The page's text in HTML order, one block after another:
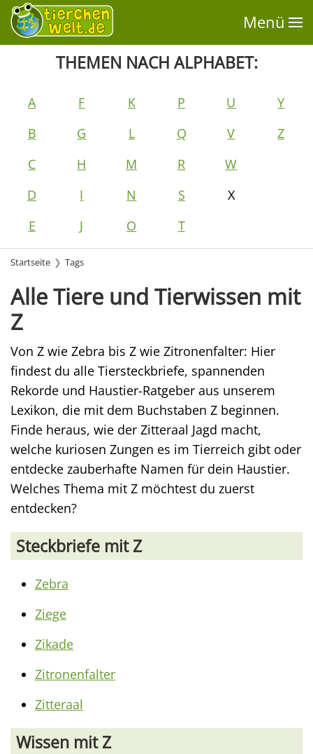
Menü
THEMEN NACH ALPHABET:
A
B
C
D
E
F
G
H
I
J
K
L
M
N
O
P
Q
R
S
T
U
V
W
X
Y
Z
Startseite Tags
Alle Tiere und Tierwissen mit
Z
Von Z wie Zebra bis Z wie Zitronenfalter: Hier
findest du alle Tiersteckbriefe, spannenden
Rekorde und Haustier-Ratgeber aus unserem
Lexikon, die mit dem Buchstaben Z beginnen.
Finde heraus, wie der Zitteraal Jagd macht,
welche kuriosen Zungen es im Tierreich gibt oder
entdecke zauberhafte Namen für dein Haustier.
Welches Thema mit Z möchtest du zuerst
entdecken?
Steckbriefe mit Z
Zebra
Ziege
Zikade
Zitronenfalter
Zitteraal
Wissen mit Z